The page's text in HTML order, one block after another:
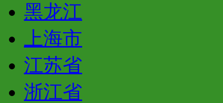
黑龙江
上海市
江苏省
浙江省